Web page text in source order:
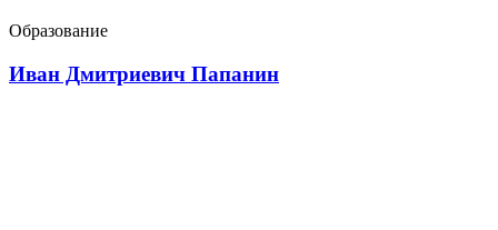
Образование
Иван Дмитриевич Папанин